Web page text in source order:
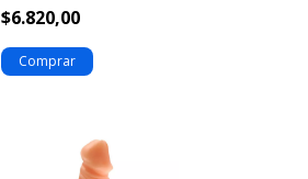
$6.820,00